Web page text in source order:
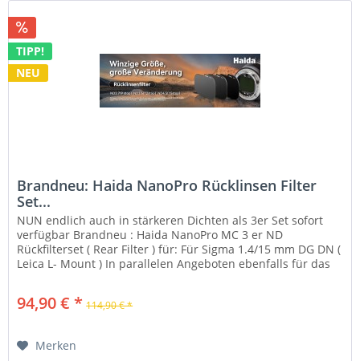
TIPP!
NEU
Brandneu: Haida NanoPro Rücklinsen Filter
Set...
NUN endlich auch in stärkeren Dichten als 3er Set sofort
verfügbar Brandneu : Haida NanoPro MC 3 er ND
Rückfilterset ( Rear Filter ) für: Für Sigma 1.4/15 mm DG DN (
Leica L- Mount ) In parallelen Angeboten ebenfalls für das
94,90 € * 114,90 € *
Merken